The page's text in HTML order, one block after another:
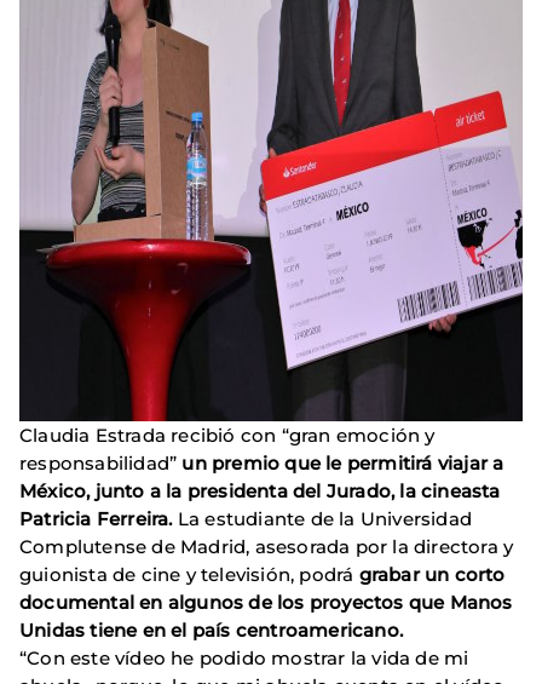
Claudia Estrada recibió con “gran emoción y
responsabilidad” un premio que le permitirá viajar a
México, junto a la presidenta del Jurado, la cineasta
Patricia Ferreira. La estudiante de la Universidad
Complutense de Madrid, asesorada por la directora y
guionista de cine y televisión, podrá grabar un corto
documental en algunos de los proyectos que Manos
Unidas tiene en el país centroamericano.
“Con este vídeo he podido mostrar la vida de mi